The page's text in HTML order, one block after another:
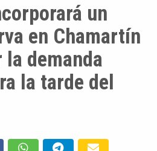
un
en Chamartín
la demanda
la tarde del